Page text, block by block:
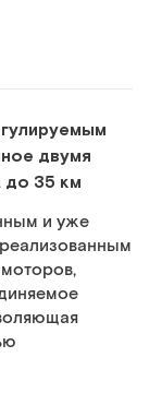
двумя
до 35 км
и уже